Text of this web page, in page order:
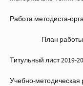
Работа методиста-
План работы
Титульный лист 2019-
Учебно-методическая